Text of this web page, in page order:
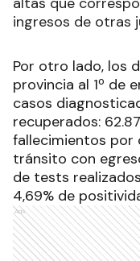
ingresos de otras
Por otro lado, los
provincia al 1º de
casos
recuperados:
fallecimientos por
tránsito con
de tests
4,69% de
Ads